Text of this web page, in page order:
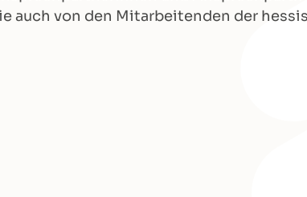
auch von den Mitarbeitenden der